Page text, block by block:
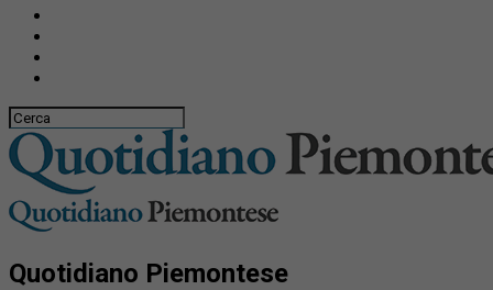
Quotidiano Piemontese